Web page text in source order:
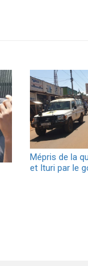
Mépris de la
et Ituri par le